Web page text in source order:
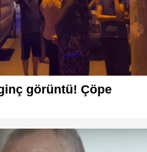
görüntü! Çöpe